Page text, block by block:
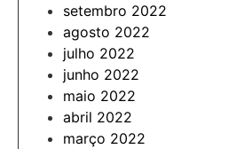
setembro 2022
agosto 2022
julho 2022
junho 2022
maio 2022
abril 2022
março 2022